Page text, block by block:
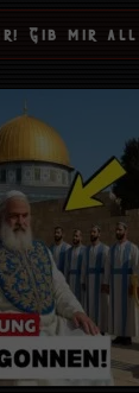
Gib mir